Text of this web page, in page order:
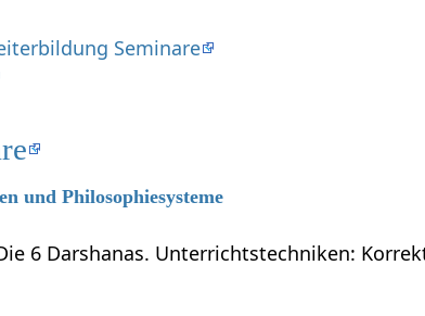
Seminare
und Philosophiesysteme
6 Darshanas. Unterrichtstechniken: